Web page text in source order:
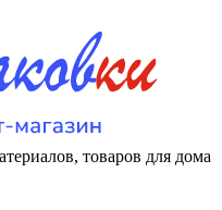
товаров для дома